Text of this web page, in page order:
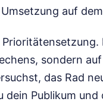
auf
sondern
das Rad
Publikum